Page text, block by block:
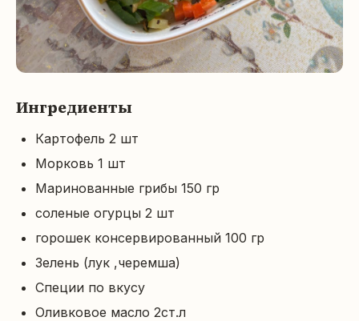
Ингредиенты
Картофель 2 шт
Морковь 1 шт
Маринованные грибы 150 гр
соленые огурцы 2 шт
горошек консервированный 100 гр
Зелень (лук ,черемша)
Специи по вкусу
Оливковое масло 2ст.л